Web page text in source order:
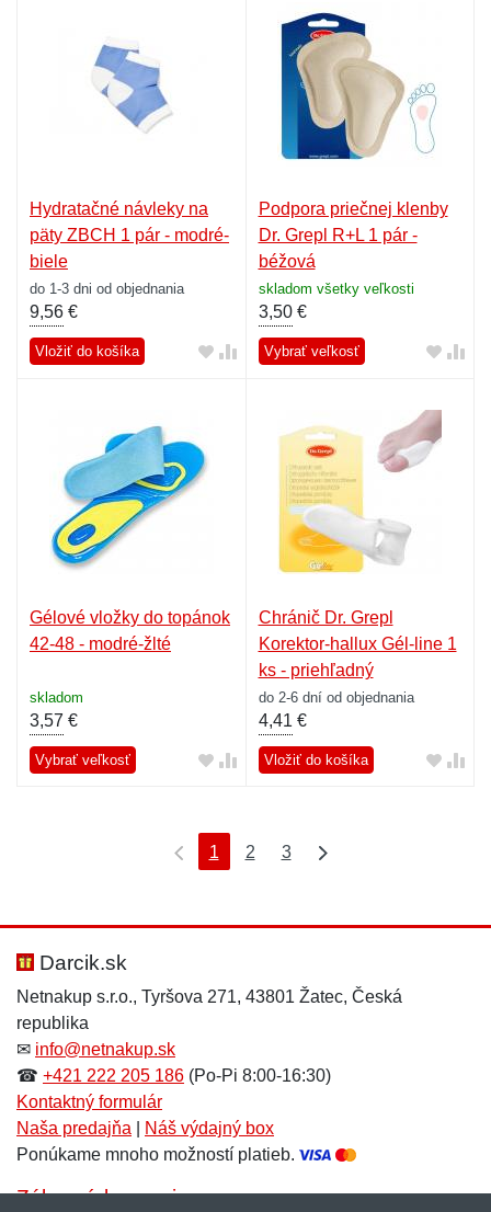
Hydratačné návleky na
päty ZBCH 1 pár - modré-
biele
do 1-3 dni od objednania
9,56 €
Vložiť do košíka
Podpora priečnej klenby
Dr. Grepl R+L 1 pár -
béžová
skladom všetky veľkosti
3,50€
Vybrať veľkosť
Gélové vložky do topánok
42-48 - modré-žlté
skladom
3,57 €
Vybrať veľkosť
Chránič Dr. Grepl
Korektor-hallux Gél-line 1
ks - priehľadný
do 2-6 dní od objednania
4,41 €
Vložiť do košíka
1 2 3
Darcik.sk
Netnakup s.r.o., Tyršova 271, 43801 Žatec, Česká
republika
✉ info@netnakup.sk
☎ +421 222 205 186 (Po-Pi 8:00-16:30)
Kontaktný formulár
Naša predajňa
Náš výdajný box
Ponúkame mnoho možností platieb.
Zákaznícky servis